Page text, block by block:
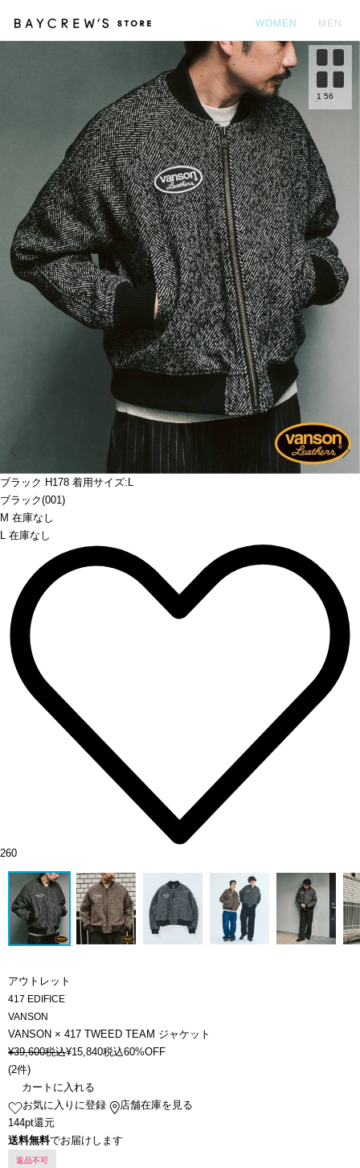
WOMEN MEN
ブラック H178 着用サイズ:L
ブラック(001)
M 在庫なし
L 在庫なし
1 56
260
アウトレット
417 EDIFICE
VANSON
VANSON × 417 TWEED TEAM ジャケット
¥39,600税込¥15,840税込60%OFF
(2件)
カートに入れる
お気に入りに登録
店舗在庫を見る
144pt還元
送料無料でお届けします
返品不可